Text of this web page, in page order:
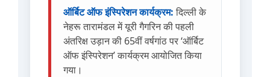
ऑर्बिट ऑफ इंस्पिरेशन कार्यक्रम:दिल्ली के
नेहरू तारामंडल में यूरी गैगरिन की पहली
अंतरिक्ष उड़ान की 65वीं वर्षगांठ पर ‘ऑर्बिट
ऑफ इंस्पिरेशन’ कार्यक्रम आयोजित किया
गया।